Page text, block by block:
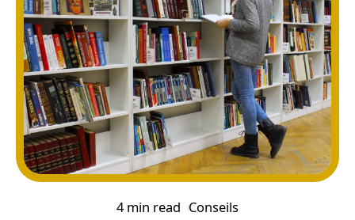
4 min read Conseils